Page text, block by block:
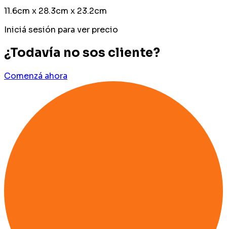
11.6cm x 28.3cm x 23.2cm
Iniciá sesión para ver precio
¿Todavía no sos cliente?
Comenzá ahora